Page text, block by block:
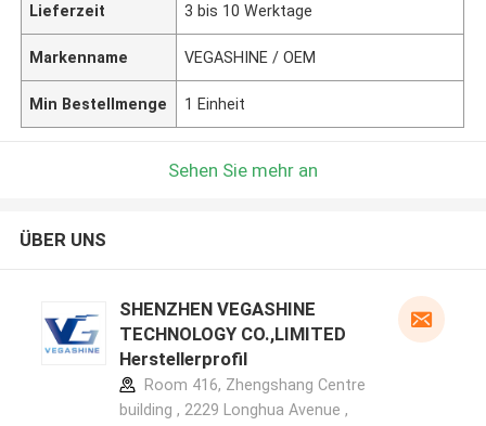
Lieferzeit 3 bis 10 Werktage
Markenname VEGASHINE / OEM
Min Bestellmenge 1 Einheit
Sehen Sie mehr an
ÜBER UNS
SHENZHEN VEGASHINE
TECHNOLOGY CO.,LIMITED
Herstellerprofil
Room 416, Zhengshang Centre
building , 2229 Longhua Avenue ,